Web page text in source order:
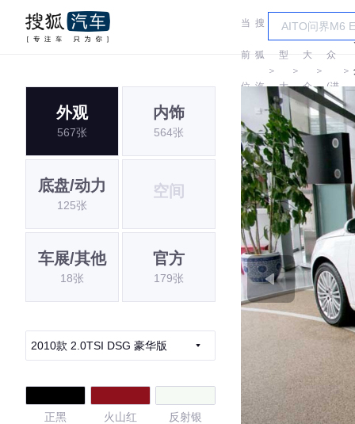
当
前
位
置:
搜
狐
汽
＞
车
型
大
全
＞
大
众
＞
大
众
(进
口)
＞
外观
567张
内饰
564张
底盘/动力
125张
空间
车展/其他
18张
官方
179张
2010款 2.0TSI DSG 豪华版
正黑 火山红 反射银